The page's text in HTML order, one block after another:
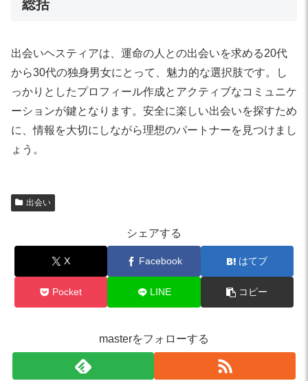
総括
出会いヘスティアは、運命の人との出会いを求める20代
から30代の独身男女にとって、魅力的な選択肢です。し
っかりとしたプロフィール作成とアクティブなコミュニケ
ーションが鍵となります。安全に楽しい出会いを探すため
に、情報を大切にしながら理想のパートナーを見つけまし
ょう。
出会い
シェアする
X Facebook はてブ
Pocket LINE コピー
masterをフォローする